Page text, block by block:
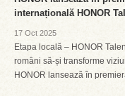
internațională HONOR
17 Oct 2025
Etapa locală – HONOR
români să-și transforme
HONOR lansează în